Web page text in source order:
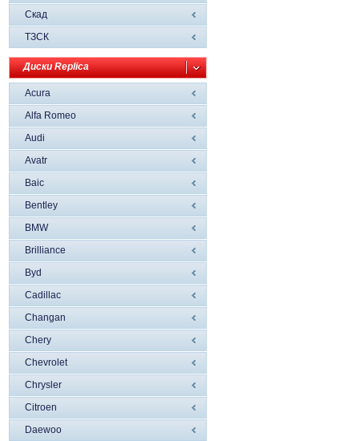
Скад
ТЗСК
Диски Replica
Acura
Alfa Romeo
Audi
Avatr
Baic
Bentley
BMW
Brilliance
Byd
Cadillac
Changan
Chery
Chevrolet
Chrysler
Citroen
Daewoo